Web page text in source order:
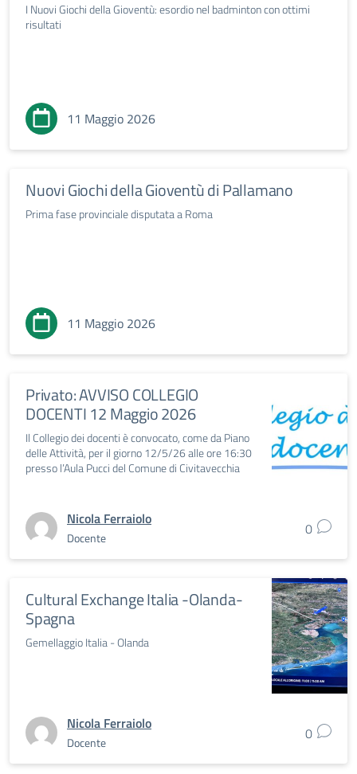
I Nuovi Giochi della Gioventù: esordio nel badminton con ottimi
risultati
11 Maggio 2026
Nuovi Giochi della Gioventù di Pallamano
Prima fase provinciale disputata a Roma
11 Maggio 2026
Privato: AVVISO COLLEGIO
DOCENTI 12 Maggio 2026
Il Collegio dei docenti è convocato, come da Piano
delle Attività, per il giorno 12/5/26 alle ore 16:30
presso l’Aula Pucci del Comune di Civitavecchia
Nicola Ferraiolo
Docente 0
Cultural Exchange Italia -Olanda-
Spagna
Gemellaggio Italia - Olanda
Nicola Ferraiolo
Docente 0